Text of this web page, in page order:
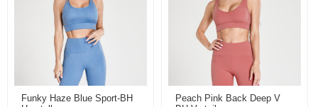
Funky Haze Blue Sport-BH
Peach Pink Back Deep V